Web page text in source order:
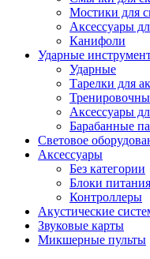
Мостики для
Аксессуары
Канифоли
Ударные
Ударные
Тарелки для
Аксессуары
Барабанные
Световое
Аксессуары
Без категории
Блоки питания
Контроллеры
Акустические
Звуковые карты
Микшерные пульты